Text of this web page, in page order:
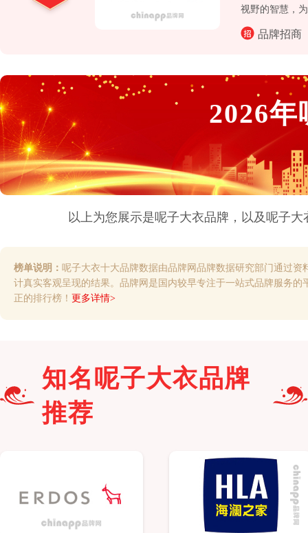
视野的智慧，
计留下自然的
种可能。
品牌招商
2026年
以上为您展示是呢子大衣品牌，以及呢子大
榜单说明： 呢子大衣十大品牌数据由品牌网品牌数据研究部门通过
计真实客观呈现的结果。品牌网是国内较早专注于一站式品牌服务
正的排行榜！ 更多详情>
知名呢子大衣品牌
推荐